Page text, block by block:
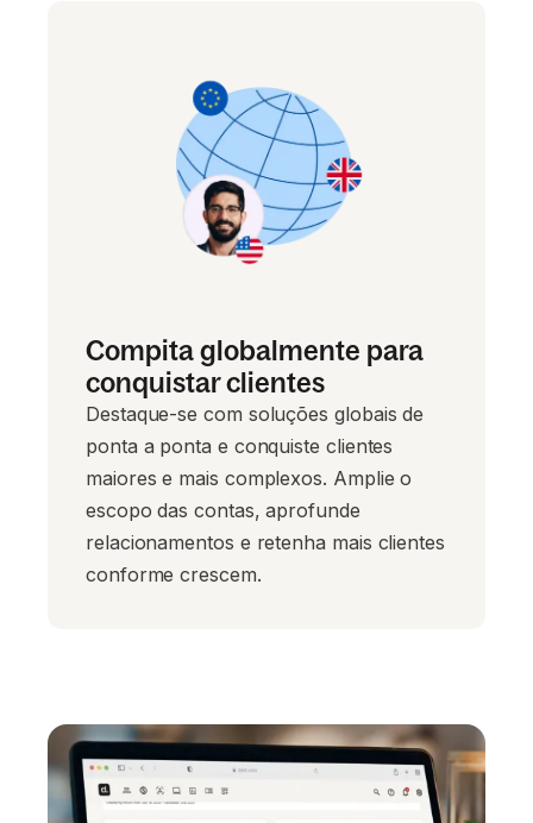
Compita globalmente para
conquistar clientes
Destaque-se com soluções globais de
ponta a ponta e conquiste clientes
maiores e mais complexos. Amplie o
escopo das contas, aprofunde
relacionamentos e retenha mais clientes
conforme crescem.